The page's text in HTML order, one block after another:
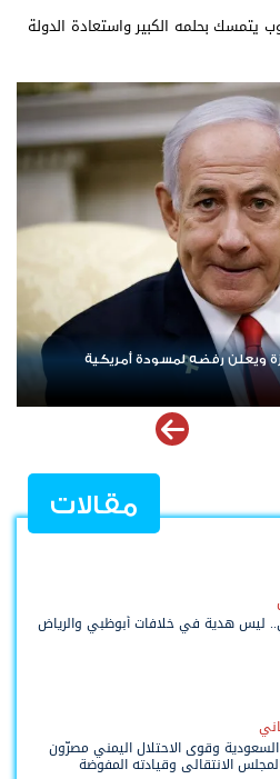
يتمسك بحلمه الكبير واستعادة الدولة
تشن ضربات على جنوب لبنان
مقالات
ليس هدية في خلافات أبوظبي والرياض
السعودية وقوى الاحتلال اليمني مصرّون
الانتقالي وقيادته المفوضة